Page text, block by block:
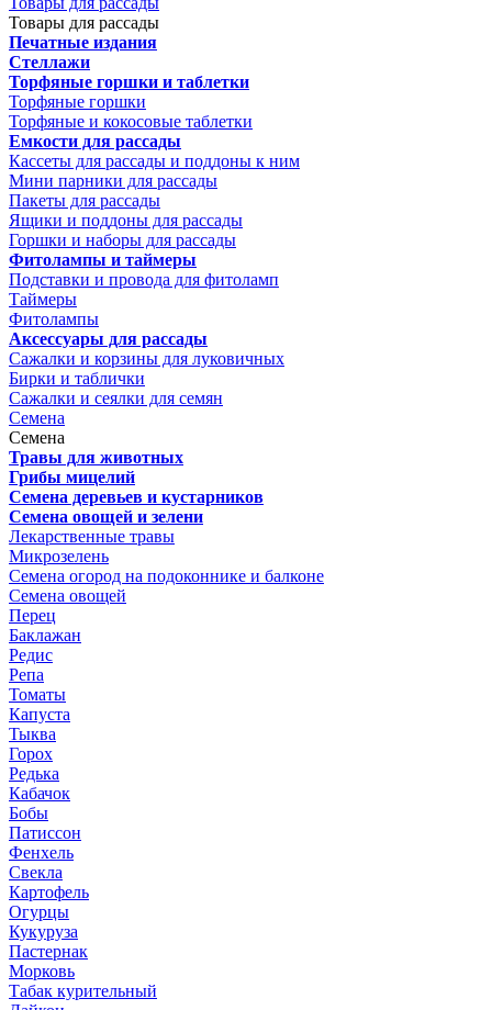
Товары для рассады
Печатные издания
Стеллажи
Торфяные горшки и таблетки
Торфяные горшки
Торфяные и кокосовые таблетки
Емкости для рассады
Кассеты для рассады и поддоны к ним
Мини парники для рассады
Пакеты для рассады
Ящики и поддоны для рассады
Горшки и наборы для рассады
Фитолампы и таймеры
Подставки и провода для фитоламп
Таймеры
Фитолампы
Аксессуары для рассады
Сажалки и корзины для луковичных
Бирки и таблички
Сажалки и сеялки для семян
Семена
Семена
Травы для животных
Грибы мицелий
Семена деревьев и кустарников
Семена овощей и зелени
Лекарственные травы
Микрозелень
Семена огород на подоконнике и балконе
Семена овощей
Перец
Баклажан
Редис
Репа
Томаты
Капуста
Тыква
Горох
Редька
Кабачок
Бобы
Патиссон
Фенхель
Свекла
Картофель
Огурцы
Кукуруза
Пастернак
Морковь
Табак курительный